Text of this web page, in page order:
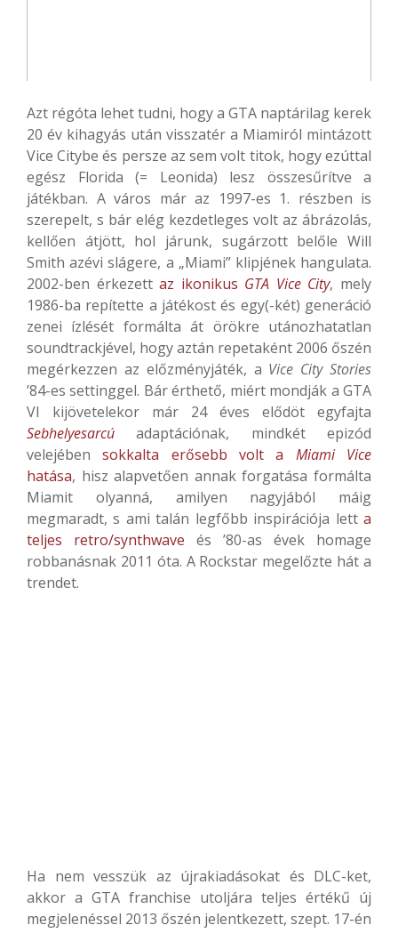
Azt régóta lehet tudni, hogy a GTA naptárilag kerek
20 év kihagyás után visszatér a Miamiról mintázott
Vice Citybe és persze az sem volt titok, hogy ezúttal
egész Florida (= Leonida) lesz összesűrítve a
játékban. A város már az 1997-es 1. részben is
szerepelt, s bár elég kezdetleges volt az ábrázolás,
kellően átjött, hol járunk, sugárzott belőle Will
Smith azévi slágere, a „Miami” klipjének hangulata.
2002-ben érkezettaz ikonikus GTA Vice City, mely
1986-ba repítette a játékost és egy(-két) generáció
zenei ízlését formálta át örökre utánozhatatlan
soundtrackjével, hogy aztán repetaként 2006 őszén
megérkezzen az előzményjáték, a Vice City Stories
’84-es settinggel. Bár érthető, miért mondják a GTA
VI kijövetelekor már 24 éves elődöt egyfajta
Sebhelyesarcú adaptációnak, mindkét epizód
velejébensokkalta erősebb volt a Miami Vice
hatása, hisz alapvetően annak forgatása formálta
Miamit olyanná, amilyen nagyjából máig
megmaradt, s ami talán legfőbb inspirációja lett a
teljes retro/synthwave és ’80-as évek homage
robbanásnak 2011 óta. A Rockstar megelőzte hát a
trendet.
Ha nem vesszük az újrakiadásokat és DLC-ket,
akkor a GTA franchise utoljára teljes értékű új
megjelenéssel 2013 őszén jelentkezett, szept. 17-én